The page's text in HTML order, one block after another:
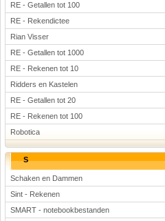
RE - Getallen tot 100
RE - Rekendictee
Rian Visser
RE - Getallen tot 1000
RE - Rekenen tot 10
Ridders en Kastelen
RE - Getallen tot 20
RE - Rekenen tot 100
Robotica
S
Schaken en Dammen
Sint - Rekenen
SMART - notebookbestanden